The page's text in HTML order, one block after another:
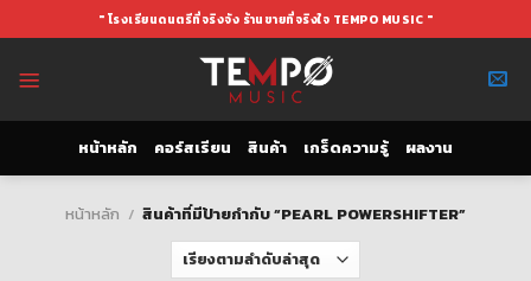
to
" โรงเรียนดนตรีที่จริงจัง ร้านขายที่จริงใจ TEMPO MUSIC "
หน้าหลัก คอร์สเรียน สินค้า เกร็ดความรู้ ผลงาน
หน้าหลัก / สินค้าที่มีป้ายกำกับ “PEARL POWERSHIFTER”